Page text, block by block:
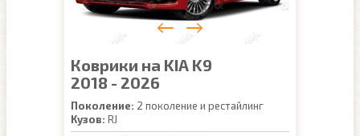
Коврики на KIA K9
2018 - 2026
Поколение: 2 поколение и рестайлинг
Кузов: RJ